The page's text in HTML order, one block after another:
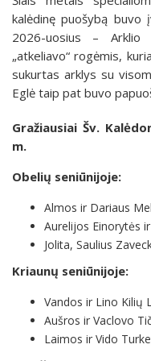
kalėdinę puošybą buvo
2026-uosius – Arklio
„atkeliavo“ rogėmis,
sukurtas arklys su
Eglė taip pat buvo
Gražiausiai Šv.
m.
Obelių seniūnijoje:
Almos ir Dariaus
Aurelijos Einorytės
Jolita, Saulius
Kriaunų seniūnijoje:
Vandos ir Lino Kilių
Aušros ir Vaclovo
Laimos ir Vido